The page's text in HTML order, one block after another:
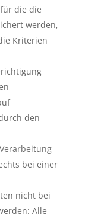
die die
werden,
Kriterien
den
bei einer
nicht bei
Alle